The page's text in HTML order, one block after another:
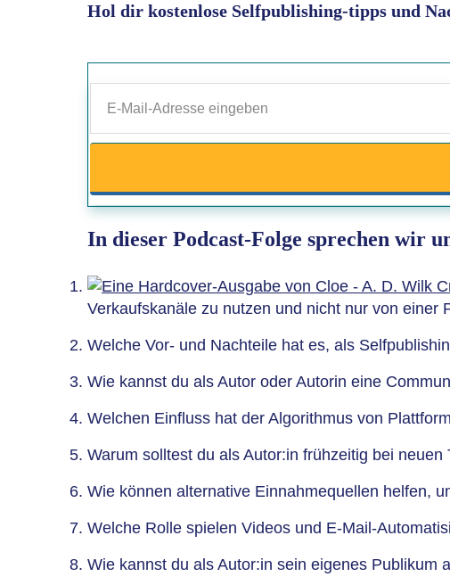
Hol dir kostenlose Selfpublishing-tipps und
In dieser Podcast-Folge sprechen wir
Verkaufskanäle zu nutzen und nicht nur von einer
Welche Vor- und Nachteile hat es, als
Wie kannst du als Autor oder Autorin eine
Welchen Einfluss hat der Algorithmus von
Warum solltest du als Autor:in frühzeitig bei
Wie können alternative Einnahmequellen helfen,
Welche Rolle spielen Videos und E-Mail-
Wie kannst du als Autor:in sein eigenes Publikum